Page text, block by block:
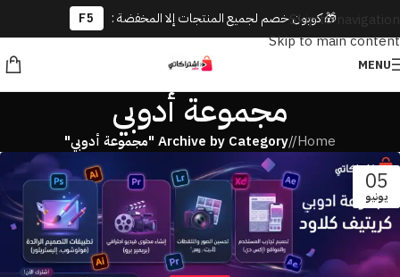
🎁 كوبون خصم لجميع المنتجات إلا المخفضة : F5
Skip to navigation
Skip to main content
MENU
مجموعة أدوبي
Home
/Archive by Category "مجموعة أدوبي"
05
يونيو